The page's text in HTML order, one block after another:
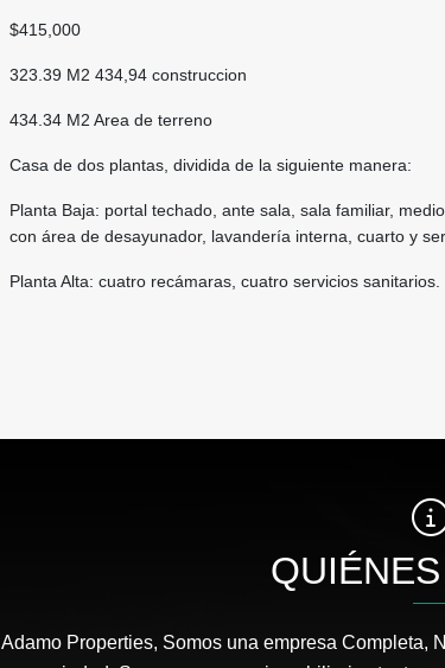
$415,000
323.39 M2 434,94 construccion
434.34 M2 Area de terreno
Casa de dos plantas, dividida de la siguiente manera:
Planta Baja: portal techado, ante sala, sala familiar,
con área de desayunador, lavandería interna, cuarto y
Planta Alta: cuatro recámaras, cuatro servicios sanitarios.
Adamo Properties, Somos una empresa Completa,